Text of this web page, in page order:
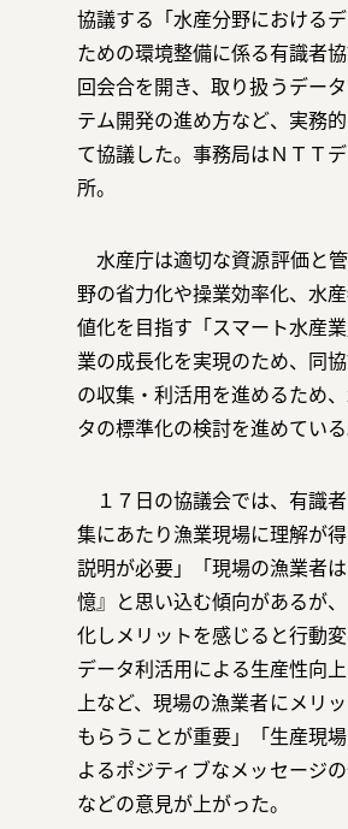
事例
お知らせ
資料ダウンロ
お問い合わ
運営会社：日本事務器株式会社
協議する「水産分野における
ための環境整備に係る有識者
回会合を開き、取り扱うデー
テム開発の進め方など、実務
て協議した。事務局はＮＴＴ
所。
水産庁は適切な資源評価と
野の省力化や操業効率化、水
値化を目指す「スマート水産
業の成長化を実現のため、同
の収集・利活用を進めるため
タの標準化の検討を進めている
１７日の協議会では、有識
集にあたり漁業現場に理解が
説明が必要」「現場の漁業者
憶』と思い込む傾向があるが
化しメリットを感じると行動変
データ利活用による生産性向
上など、現場の漁業者にメリ
もらうことが重要」「生産現
よるポジティブなメッセージの
などの意見が上がった。